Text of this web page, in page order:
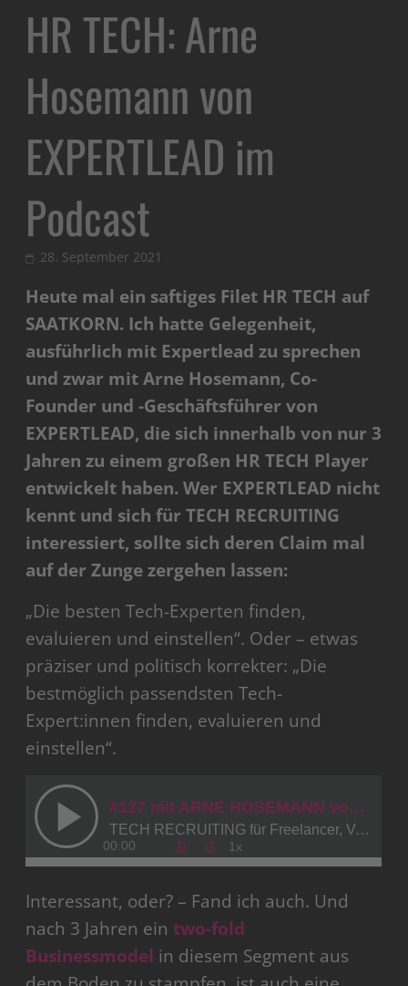
HR TECH: Arne
Hosemann von
EXPERTLEAD im
Podcast
28. September 2021
Heute mal ein saftiges Filet HR TECH auf
SAATKORN. Ich hatte Gelegenheit,
ausführlich mit Expertlead zu sprechen
und zwar mit Arne Hosemann, Co-
Founder und -Geschäftsführer von
EXPERTLEAD, die sich innerhalb von nur 3
Jahren zu einem großen HR TECH Player
entwickelt haben. Wer EXPERTLEAD nicht
kennt und sich für TECH RECRUITING
interessiert, sollte sich deren Claim mal
auf der Zunge zergehen lassen:
„Die besten Tech-Experten finden,
evaluieren und einstellen“. Oder – etwas
präziser und politisch korrekter: „Die
bestmöglich passendsten Tech-
Expert:innen finden, evaluieren und
einstellen“.
Interessant, oder? – Fand ich auch. Und
nach 3 Jahren eintwo-fold
Businessmodel in diesem Segment aus